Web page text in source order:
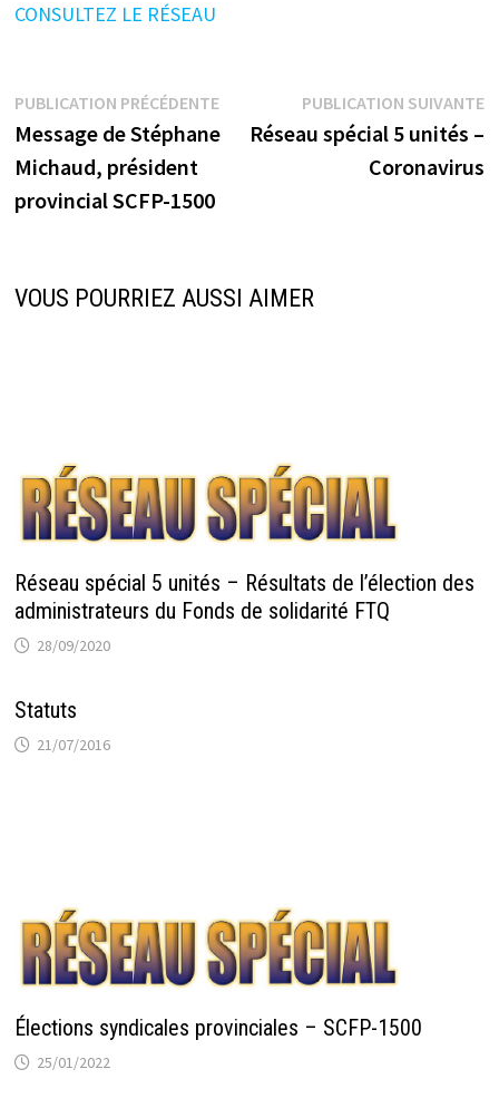
CONSULTEZ LE RÉSEAU
Navigation
de
l’article
PUBLICATION PRÉCÉDENTEPublication
précédente :
Message de Stéphane
Michaud, président
provincial SCFP-1500
PUBLICATION SUIVANTE
Réseau spécial 5 unités –
Coronavirus
VOUS POURRIEZ AUSSI AIMER
Réseau spécial 5 unités – Résultats de l’élection des
administrateurs du Fonds de solidarité FTQ
28/09/2020
Statuts
21/07/2016
Élections syndicales provinciales – SCFP-1500
25/01/2022